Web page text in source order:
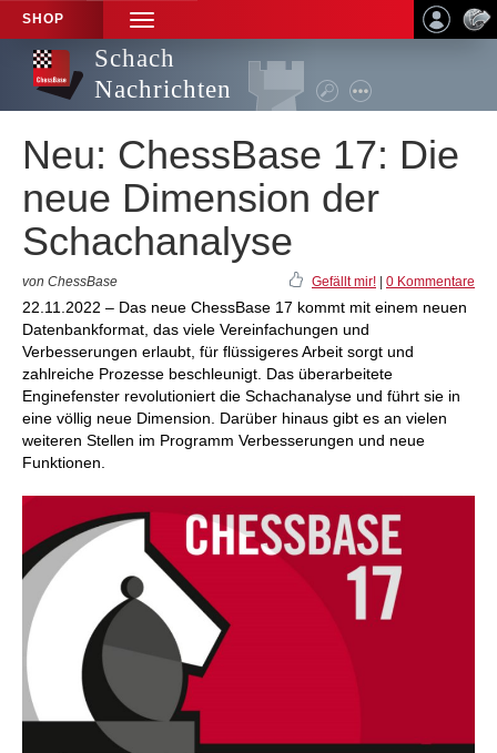
SHOP
TOGGLE
NAVIGATION
Schach
Nachrichten
Neu: ChessBase 17: Die
neue Dimension der
Schachanalyse
von ChessBase Gefällt mir! 0 Kommentare
22.11.2022 – Das neue ChessBase 17 kommt mit einem neuen
Datenbankformat, das viele Vereinfachungen und
Verbesserungen erlaubt, für flüssigeres Arbeit sorgt und
zahlreiche Prozesse beschleunigt. Das überarbeitete
Enginefenster revolutioniert die Schachanalyse und führt sie in
eine völlig neue Dimension. Darüber hinaus gibt es an vielen
weiteren Stellen im Programm Verbesserungen und neue
Funktionen.